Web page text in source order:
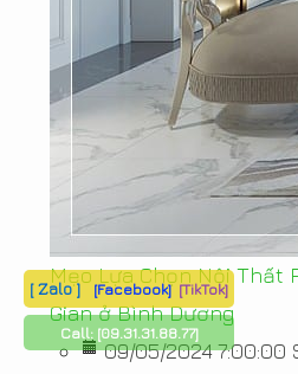
Mẹo Lựa Chọn Nội Thất
Gian ở Bình Dương
09/05/2024 7:00:00
[ Zalo ] [Facebook] [TikTok]
Call: [09.31.31.88.77]